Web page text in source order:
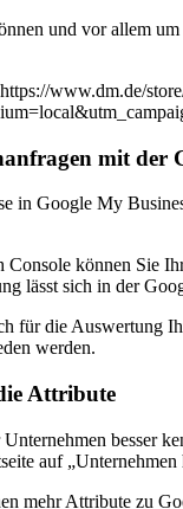
und vor allem
www.dm.de/
mit der
in Google My
lässt sich in der
für die Auswertung
werden.
Attribute
besser
auf